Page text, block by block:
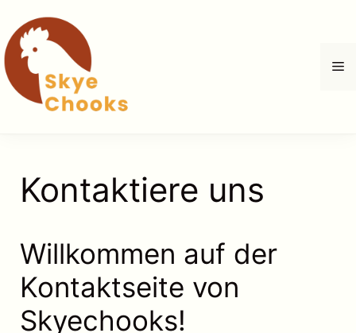
Inhalt
springen
Kontaktiere uns
Willkommen auf der
Kontaktseite von
Skyechooks!